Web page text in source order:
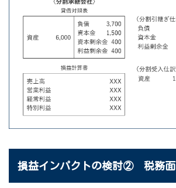
損益インパクトの検討② 税務面